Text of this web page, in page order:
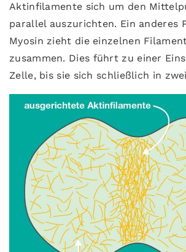
Aktinfilamente sich um den
parallel auszurichten. Ein anderes
Myosin zieht die einzelnen
zusammen. Dies führt zu einer
Zelle, bis sie sich schließlich in